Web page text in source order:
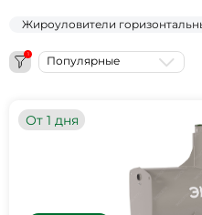
Жироуловители
1 Популярные
От 1 дня